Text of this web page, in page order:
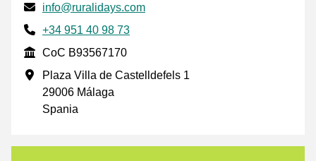
E-post
info@ruralidays.com
Phone number
+34 951 40 98 73
CoC
CoC B93567170
Forretningsadresse
Plaza Villa de Castelldefels 1
29006 Málaga
Spania